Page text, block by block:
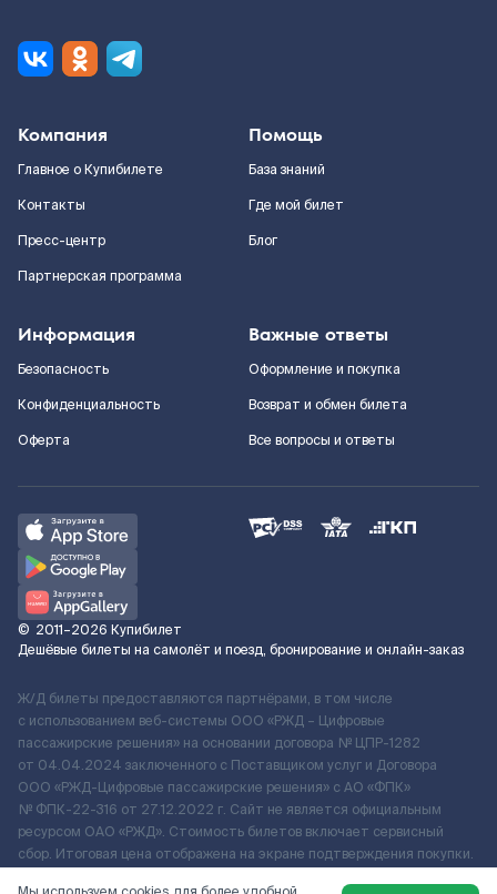
Компания
Главное о Купибилете
Контакты
Пресс-центр
Партнерская программа
Помощь
База знаний
Где мой билет
Блог
Информация
Безопасность
Конфиденциальность
Оферта
Важные ответы
Оформление и покупка
Возврат и обмен билета
Все вопросы и ответы
© 2011–2026 Купибилет
Дешёвые билеты на самолёт и поезд, бронирование и онлайн-заказ
Ж/Д билеты предоставляются партнёрами, в том числе
с использованием веб-системы ООО «РЖД – Цифровые
пассажирские решения» на основании договора № ЦПР-1282
от 04.04.2024 заключенного с Поставщиком услуг и Договора
ООО «РЖД-Цифровые пассажирские решения» c АО «ФПК»
№ ФПК-22-316 от 27.12.2022 г. Сайт не является официальным
ресурсом ОАО «РЖД». Стоимость билетов включает сервисный
сбор. Итоговая цена отображена на экране подтверждения покупки.